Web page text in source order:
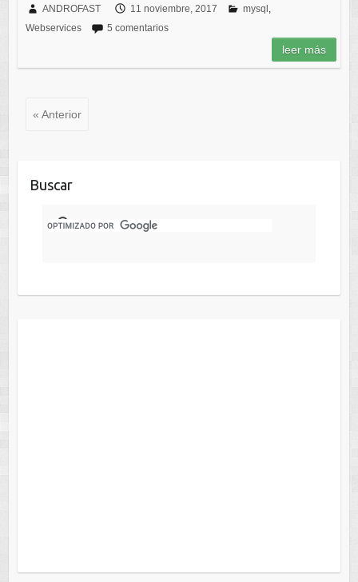
ANDROFAST 11 noviembre, 2017 mysql ,
Webservices
5 comentarios
leer más
« Anterior
Buscar